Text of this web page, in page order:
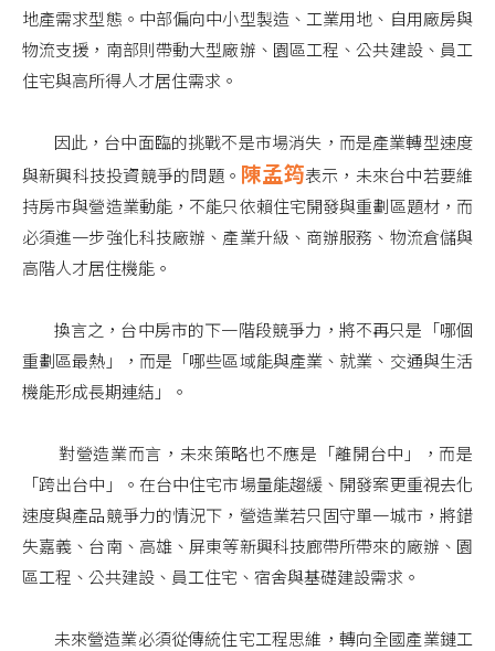
地產需求型態。中部偏向中小型製造、工業用地、自用廠房與
物流支援，南部則帶動大型廠辦、園區工程、公共建設、員工
住宅與高所得人才居住需求。
因此，台中面臨的挑戰不是市場消失，而是產業轉型速度
與新興科技投資競爭的問題。 陳孟筠表示，未來台中若要維
持房市與營造業動能，不能只依賴住宅開發與重劃區題材，而
必須進一步強化科技廠辦、產業升級、商辦服務、物流倉儲與
高階人才居住機能。
換言之，台中房市的下一階段競爭力，將不再只是「哪個
重劃區最熱」，而是「哪些區域能與產業、就業、交通與生活
機能形成長期連結」。
對營造業而言，未來策略也不應是「離開台中」，而是
「跨出台中」。在台中住宅市場量能趨緩、開發案更重視去化
速度與產品競爭力的情況下，營造業若只固守單一城市，將錯
失嘉義、台南、高雄、屏東等新興科技廊帶所帶來的廠辦、園
區工程、公共建設、員工住宅、宿舍與基礎建設需求。
未來營造業必須從傳統住宅工程思維，轉向全國產業鏈工